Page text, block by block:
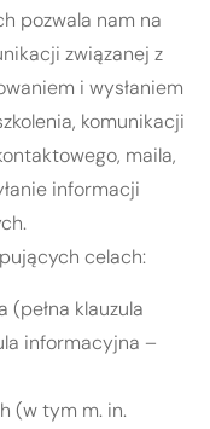
pozwala nam na
związanej z
i wysłaniem
komunikacji
maila,
informacji
celach:
(pełna klauzula
informacyjna –
(w tym m. in.